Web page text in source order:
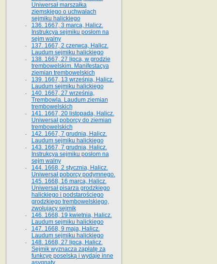
Uniwersał marszałka
ziemskiego o uchwałach
sejmiku halickiego
136. 1667, 3 marca, Halicz.
Instrukcya sejmiku posłom na
sejm walny
137. 1667, 2 czerwca, Halicz.
Laudum sejmiku halickiego
138. 1667, 27 lipca, w grodzie
trembowelskim. Manifestacya
ziemian trembowelskich
139. 1667, 13 września, Halicz.
Laudum sejmiku halickiego
140. 1667, 27 września,
Trembowla. Laudum ziemian
trembowelskich
141. 1667, 20 listopada, Halicz.
Uniwersał poborcy do ziemian
trembowelskich
142. 1667, 7 grudnia, Halicz.
Laudum sejmiku halickiego
143. 1667, 7 grudnia, Halicz.
Instrukcya sejmiku posłom na
sejm walny
144. 1668, 2 stycznia, Halicz.
Uniwersał poborcy podymnego.
145. 1668, 16 marca, Halicz.
Uniwersał pisarza grodzkiego
halickiego i podstarościego
grodzkiego trembowelskiego,
zwołujący sejmik
146. 1668, 19 kwietnia, Halicz.
Laudum sejmiku halickiego
147. 1668, 9 maja, Halicz.
Laudum sejmiku halickiego
148. 1668, 27 lipca, Halicz.
Sejmik wyznacza zapłatę za
funkcyę poselską i wydaje inne
asygnaty